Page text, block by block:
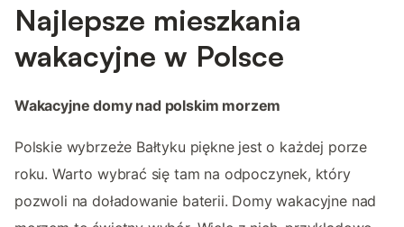
Najlepsze mieszkania
wakacyjne w Polsce
Wakacyjne domy nad polskim morzem
Polskie wybrzeże Bałtyku piękne jest o każdej porze
roku. Warto wybrać się tam na odpoczynek, który
pozwoli na doładowanie baterii. Domy wakacyjne nad